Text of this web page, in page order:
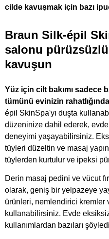
cilde kavuşmak için bazı
Braun Silk-épil
salonu
kavuşun
Yüz için cilt bakımı sadece
tümünü evinizin
épil SkinSpa'yı duşta
düzeninize dahil ederek,
deneyimi yaşayabilirsiniz.
tüyleri düzeltin ve masaj
tüylerden kurtulur ve ipeksi
Derin masaj pedini ve vücut
olarak, geniş bir yelpazeye
ürünleri, nemlendirici kremler
kullanabilirsiniz. Evde
kullanımlardan bazıları